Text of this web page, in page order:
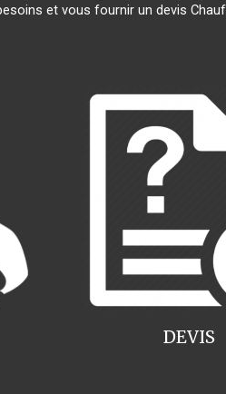
et vous fournir un devis
DEVIS